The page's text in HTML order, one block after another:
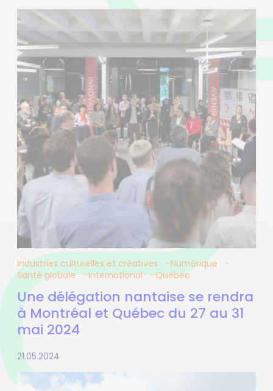
Industries culturelles et créatives
Numérique
Santé globale
International Québec
Une délégation nantaise se rendra
à Montréal et Québec du 27 au 31
mai 2024
21.05.2024